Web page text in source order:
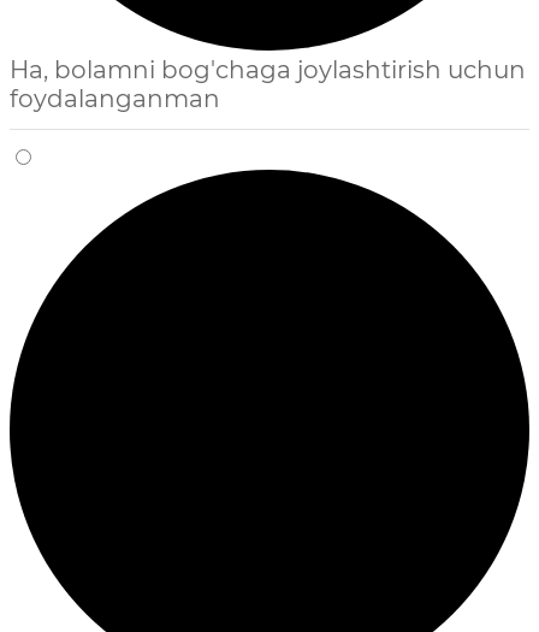
Ha, bolamni bog'chaga joylashtirish uchun
foydalanganman